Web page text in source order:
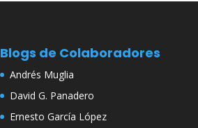
Blogs de Colaboradores
Andrés Muglia
David G. Panadero
Ernesto García López